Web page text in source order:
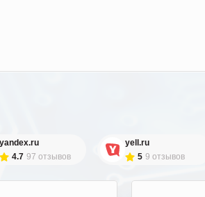
yandex.ru
4.7 97 отзывов
yell.ru
5 9 отзывов